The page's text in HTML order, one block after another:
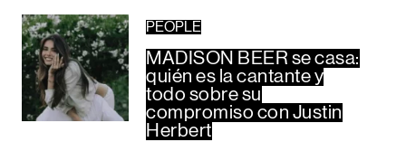
PEOPLE
MADISON BEER se casa:
quién es la cantante y
todo sobre su
compromiso con Justin
Herbert